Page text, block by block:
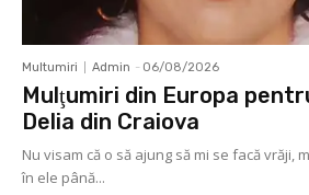
Multumiri Admin - 06/08/2026
Mulţumiri din Europa
Delia din Craiova
Nu visam că o să ajung să mi se facă vrăji,
în ele până...